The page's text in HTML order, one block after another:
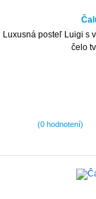
Luxusná posteľ Luigi s
čelo
(0 hodnotení)